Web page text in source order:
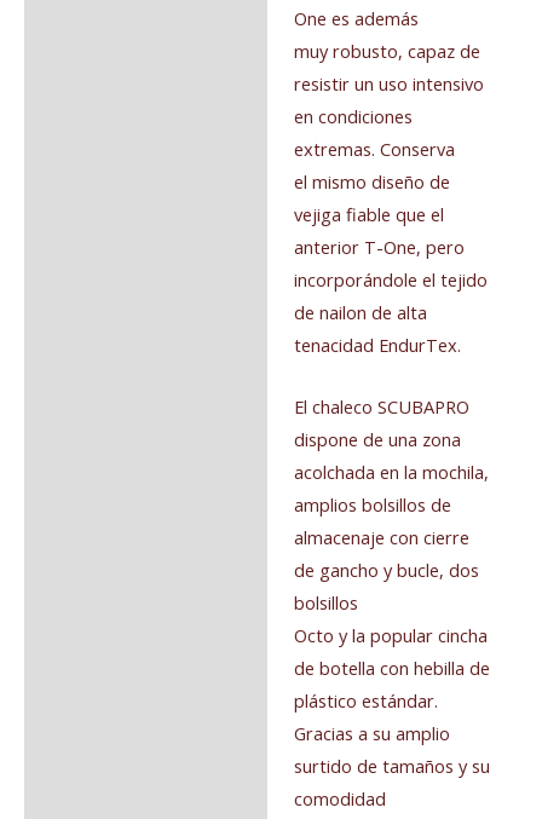
One es además
muy robusto, capaz de
resistir un uso intensivo
en condiciones
extremas. Conserva
el mismo diseño de
vejiga fiable que el
anterior T-One, pero
incorporándole el tejido
de nailon de alta
tenacidad EndurTex.
El chaleco SCUBAPRO
dispone de una zona
acolchada en la mochila,
amplios bolsillos de
almacenaje con cierre
de gancho y bucle, dos
bolsillos
Octo y la popular cincha
de botella con hebilla de
plástico estándar.
Gracias a su amplio
surtido de tamaños y su
comodidad